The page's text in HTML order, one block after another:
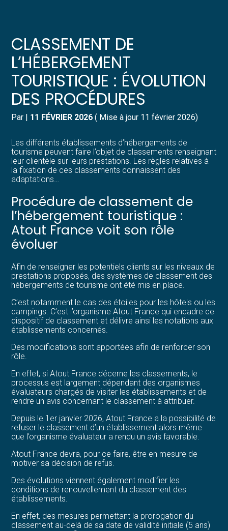
Gérer votre quotidien
Piloter votre entreprise
Développer votre entreprise
Structurer votre croissance
Être prêt pour la facturation
Suivre votre comptabilité
Gérer vos ressources humaines
Dématérialiser vos documents
CLASSEMENT DE
L’HÉBERGEMENT
TOURISTIQUE : ÉVOLUTION
DES PROCÉDURES
Par | 11 FÉVRIER 2026 ( Mise à jour 11 février 2026)
Les différents établissements d’hébergements de
tourisme peuvent faire l’objet de classements renseignant
leur clientèle sur leurs prestations. Les règles relatives à
la fixation de ces classements connaissent des
adaptations…
Procédure de classement de
l’hébergement touristique :
Atout France voit son rôle
évoluer
Afin de renseigner les potentiels clients sur les niveaux de
prestations proposés, des systèmes de classement des
hébergements de tourisme ont été mis en place.
C’est notamment le cas des étoiles pour les hôtels ou les
campings. C’est l’organisme Atout France qui encadre ce
dispositif de classement et délivre ainsi les notations aux
établissements concernés.
Des modifications sont apportées afin de renforcer son
rôle.
En effet, si Atout France décerne les classements, le
processus est largement dépendant des organismes
évaluateurs chargés de visiter les établissements et de
rendre un avis concernant le classement à attribuer.
Depuis le 1er janvier 2026, Atout France a la possibilité de
refuser le classement d’un établissement alors même
que l’organisme évaluateur a rendu un avis favorable.
Atout France devra, pour ce faire, être en mesure de
motiver sa décision de refus.
Des évolutions viennent également modifier les
conditions de renouvellement du classement des
établissements.
En effet, des mesures permettant la prorogation du
classement au-delà de sa date de validité initiale (5 ans)